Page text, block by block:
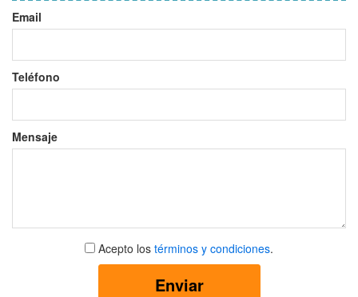
Email
Teléfono
Mensaje
Aceptar
términos
Acepto los términos y condiciones.
Enviar